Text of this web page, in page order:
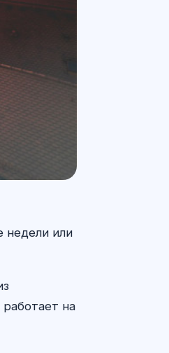
недели или
на